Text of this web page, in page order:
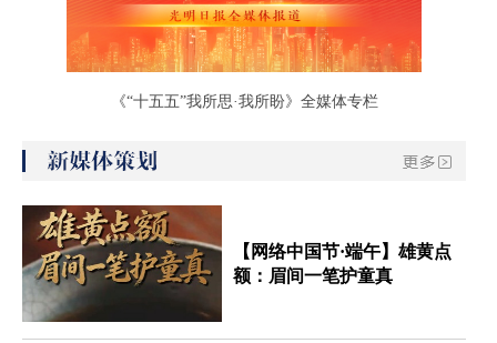
《“十五五”我所思·我所盼》全媒体专栏
【网络中国节·端午】雄黄点
额：眉间一笔护童真